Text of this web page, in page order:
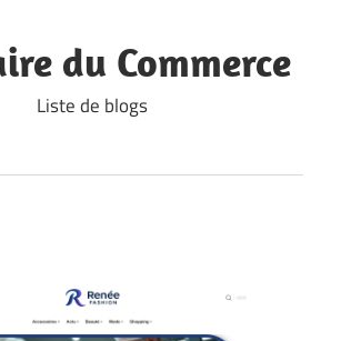
du Commerce
Liste de blogs